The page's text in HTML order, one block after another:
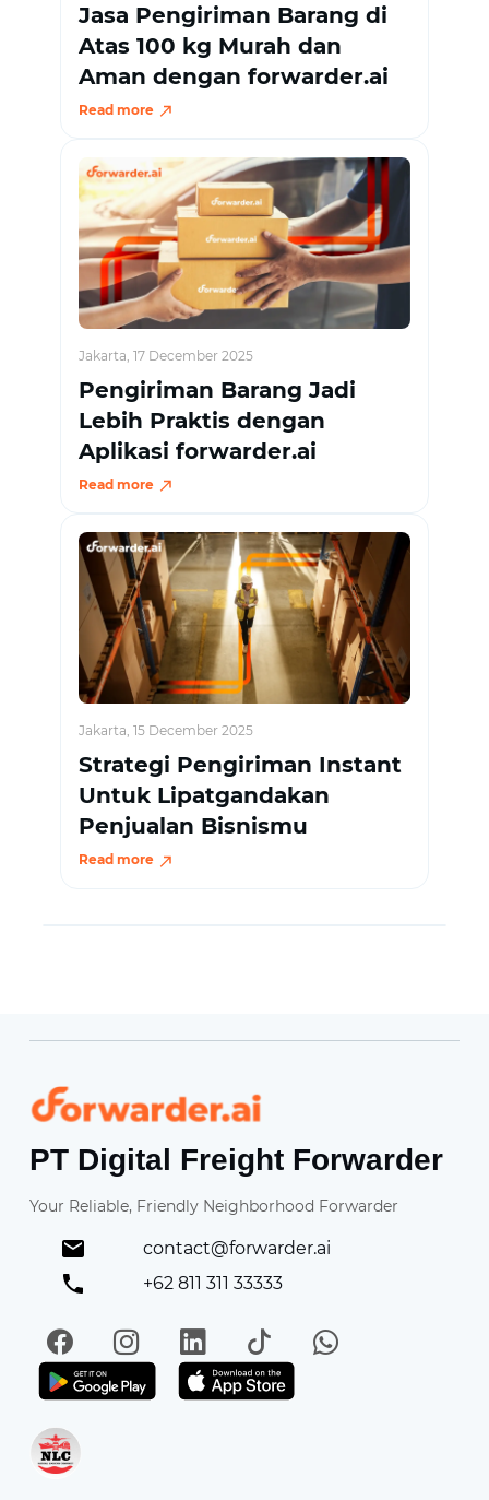
Jasa Pengiriman Barang di
Atas 100 kg Murah dan
Aman dengan forwarder.ai
Read more
Jakarta, 17 December 2025
Pengiriman Barang Jadi
Lebih Praktis dengan
Aplikasi forwarder.ai
Read more
Jakarta, 15 December 2025
Strategi Pengiriman Instant
Untuk Lipatgandakan
Penjualan Bisnismu
Read more
Forwarder
PT Digital Freight Forwarder
Your Reliable, Friendly Neighborhood Forwarder
contact@forwarder.ai
+62 811 311 33333
FacebookInstagramLinkedIn
TikTokWhatsApp
Get it on Play StoreGet in on App Store